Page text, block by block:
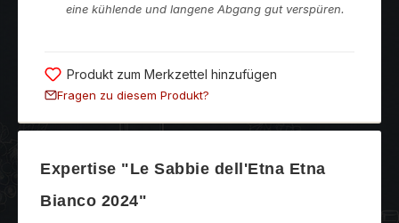
eine kühlende und langene Abgang gut verspüren.
Produkt zum Merkzettel hinzufügen
Fragen zu diesem Produkt?
Expertise "Le Sabbie dell'Etna Etna
Bianco 2024"